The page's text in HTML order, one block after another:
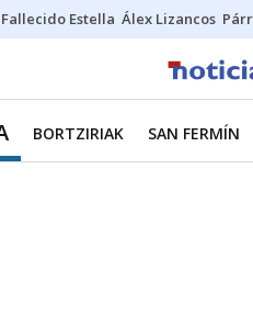
Fallecido Estella Álex Lizancos
BORTZIRIAK SAN FERMÍN